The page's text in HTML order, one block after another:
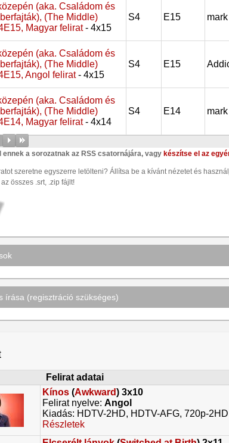
(aka. Családom és
(The Middle)
Magyar felirat- 4x15
S4 E15 mark
(aka. Családom és
(The Middle)
Angol felirat- 4x15
S4 E15
(aka. Családom és
(The Middle)
Magyar felirat- 4x14
S4 E14 mark
ennek a sorozatnak az RSS csatornájára, vagy készítse el az
szeretne egyszerre letölteni? Állítsa be a kívánt nézetet és
összes .srt, .zip fájlt!
írása (regisztráció szükséges)
Felirat adatai
Kínos (Awkward) 3x10
Felirat nyelve: Angol
Kiadás: HDTV-2HD, HDTV-AFG, 720p-2HD
Részletek